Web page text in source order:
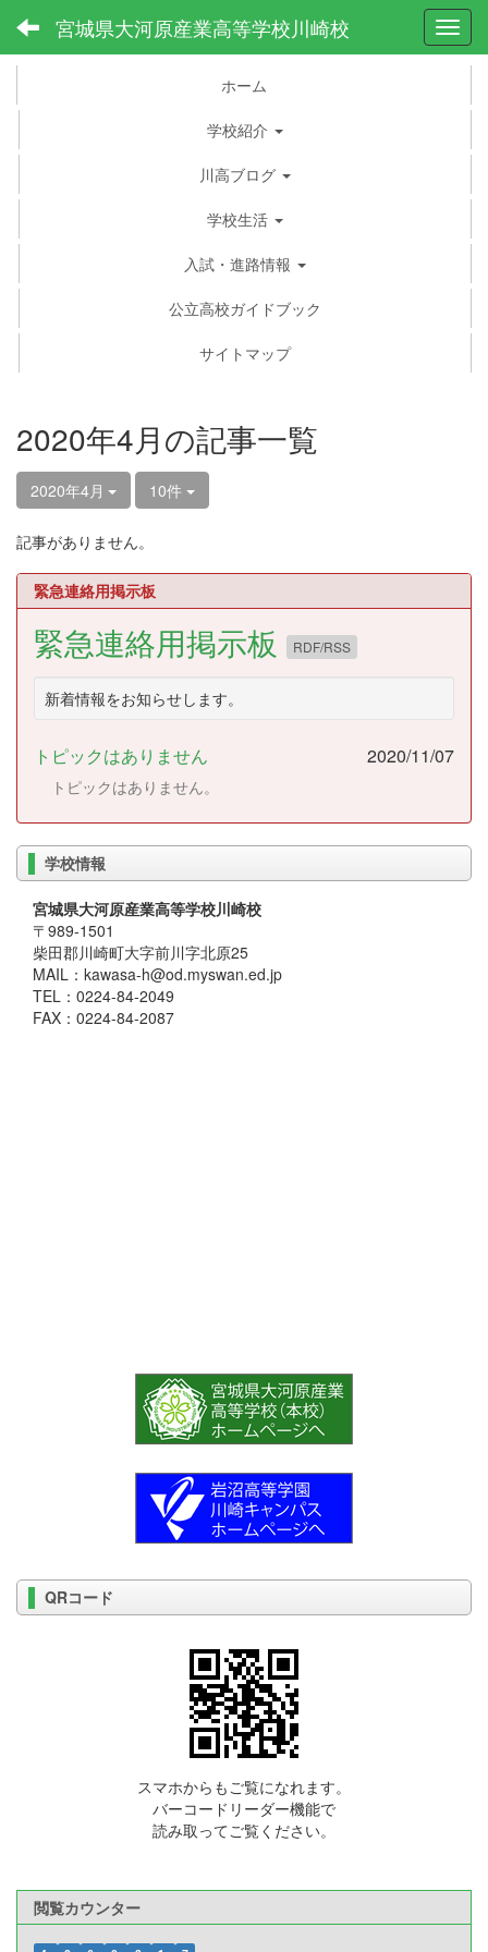
宮城県大河原産業高等学校川崎校
ホーム
学校紹介
川高ブログ
学校生活
入試・進路情報
公立高校ガイドブック
サイトマップ
2020年4月の記事一覧
2020年4月 10件
記事がありません。
緊急連絡用掲示板
緊急連絡用掲示板 RDF/RSS
新着情報をお知らせします。
トピックはありません 2020/11/07
トピックはありません。
学校情報
宮城県大河原産業高等学校川崎校
〒989-1501
柴田郡川崎町大字前川字北原25
MAIL：kawasa-h@od.myswan.ed.jp
TEL：0224-84-2049
FAX：0224-84-2087
QRコード
スマホからもご覧になれます。
バーコードリーダー機能で
読み取ってご覧ください。
閲覧カウンター